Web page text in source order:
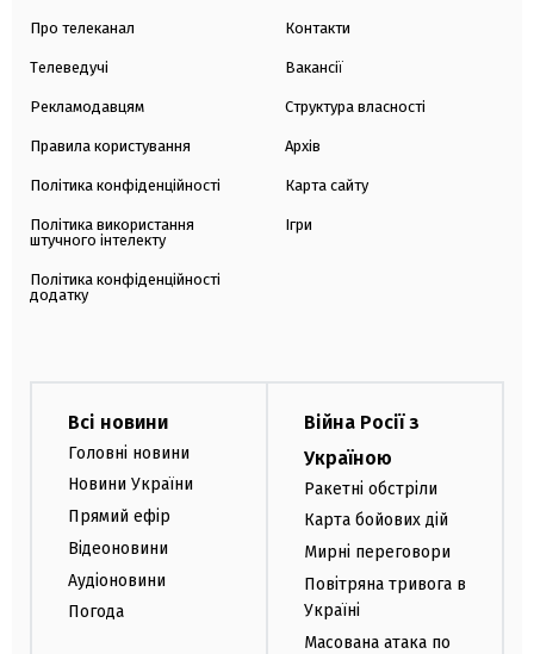
Про телеканал
Телеведучі
Рекламодавцям
Правила користування
Політика конфіденційності
Політика використання
штучного інтелекту
Політика конфіденційності
додатку
Контакти
Вакансії
Структура власності
Архів
Карта сайту
Ігри
Всі новини
Головні новини
Новини України
Прямий ефір
Відеоновини
Аудіоновини
Погода
Війна Росії з
Україною
Ракетні обстріли
Карта бойових дій
Мирні переговори
Повітряна тривога в
Україні
Масована атака по